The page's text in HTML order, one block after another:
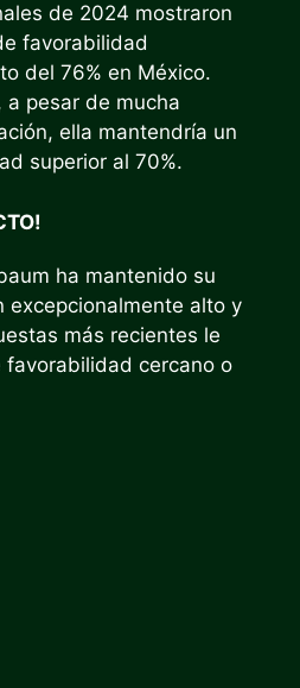
de 2024 mostraron
favorabilidad
del 76% en México.
a pesar de mucha
ella mantendría un
superior al 70%.
ha mantenido su
excepcionalmente alto y
más recientes le
cercano o